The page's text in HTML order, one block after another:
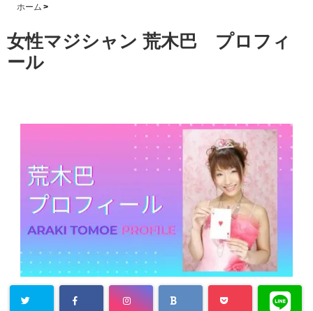
ホーム
女性マジシャン 荒木巴 プロフィ
ール